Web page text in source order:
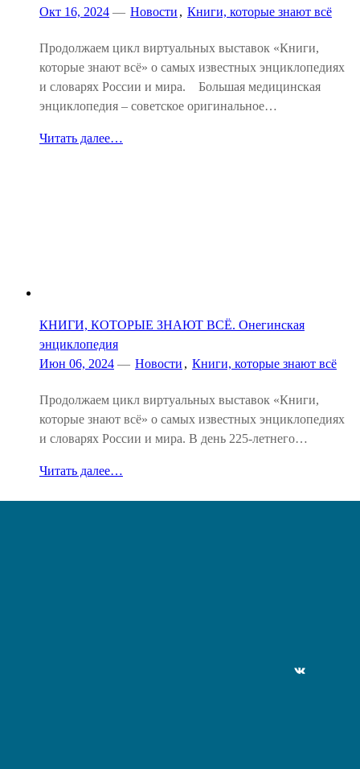
Окт 16, 2024 — Новости , Книги, которые знают всё
Продолжаем цикл виртуальных выставок «Книги,
которые знают всё» о самых известных энциклопедиях
и словарях России и мира.⠀ Большая медицинская
энциклопедия – советское оригинальное…
Читать далее…
КНИГИ, КОТОРЫЕ ЗНАЮТ ВСЁ. Онегинская
энциклопедия
Июн 06, 2024 — Новости , Книги, которые знают всё
Продолжаем цикл виртуальных выставок «Книги,
которые знают всё» о самых известных энциклопедиях
и словарях России и мира. В день 225-летнего…
Читать далее…
ВКонтакте